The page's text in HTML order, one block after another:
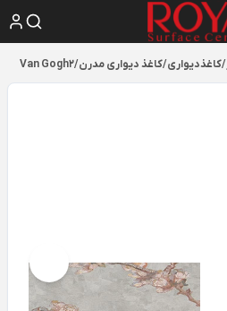
/کاغذدیواری/کاغذ دیواری مدرن/
Van Gogh2